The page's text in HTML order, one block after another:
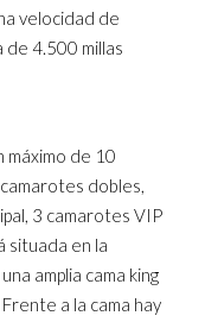
velocidad de
4.500 millas
máximo de 10
dobles,
3 camarotes VIP
situada en la
amplia cama king
a la cama hay